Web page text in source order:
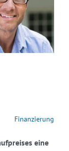
Finanzierung
eine